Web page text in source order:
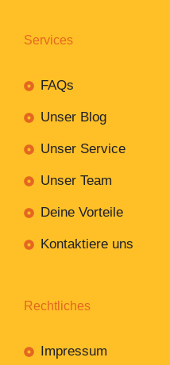
Services
FAQs
Unser Blog
Unser Service
Unser Team
Deine Vorteile
Kontaktiere uns
Rechtliches
Impressum